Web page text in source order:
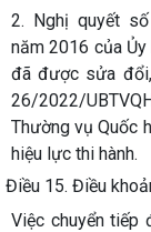
2. Nghị quyết
năm 2016 của
đã được sửa
26/2022/
Thường vụ Quốc
hiệu lực thi hành.
Điều 15. Điều
Việc chuyển